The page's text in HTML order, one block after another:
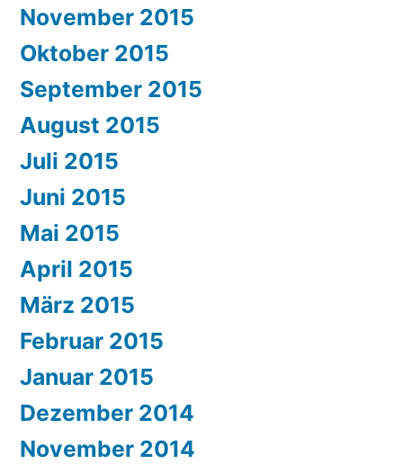
November 2015
Oktober 2015
September 2015
August 2015
Juli 2015
Juni 2015
Mai 2015
April 2015
März 2015
Februar 2015
Januar 2015
Dezember 2014
November 2014